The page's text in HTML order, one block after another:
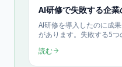
AI研修で失敗する企
AI研修を導入したのに成
があります。失敗する5
読む